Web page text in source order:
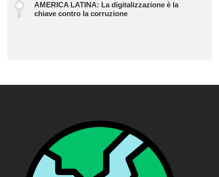
AMERICA LATINA: La digitalizzazione è la
chiave contro la corruzione